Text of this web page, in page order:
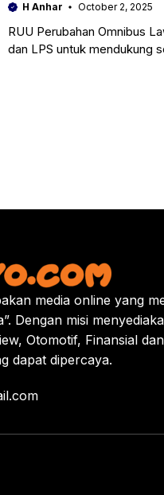
H Anhar October 2, 2025
RUU Perubahan Omnibus
dan LPS untuk mendukung
media online yang
Dengan misi
Otomotif, Finansial
dapat dipercaya.